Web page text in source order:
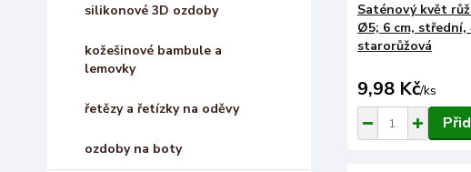
silikonové 3D ozdoby
kožešinové bambule a
lemovky
řetězy a řetízky na oděvy
ozdoby na boty
Saténový květ
Ø5; 6 cm, střední,
starorůžová
9,98 Kč/ks